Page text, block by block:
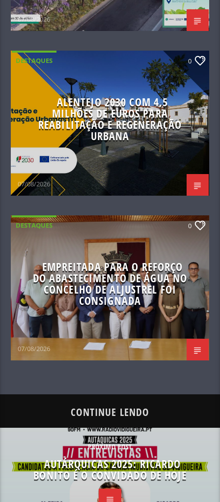
07/08/2026
DESTAQUES 0
ALENTEJO 2030 COM 4,5
MILHÕES DE EUROS PARA
REABILITAÇÃO E REGENERAÇÃO
URBANA
07/08/2026
DESTAQUES 0
EMPREITADA PARA O REFORÇO
DO ABASTECIMENTO DE ÁGUA NO
CONCELHO DE ALJUSTREL FOI
CONSIGNADA
07/08/2026
CONTINUE LENDO
PRÓXIMO POST
AUTÁRQUICAS 2025: RICARDO
BONITO É O CONVIDADO DE HOJE